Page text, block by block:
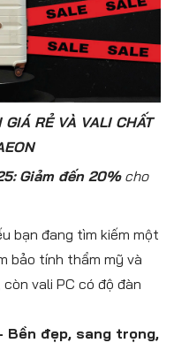
RẺ VÀ VALI CHẤT
Giảm đến 20%cho
bạn đang tìm kiếm một
bảo tính thẩm mỹ và
vali PC có độ đàn
Bền đẹp, sang trọng,